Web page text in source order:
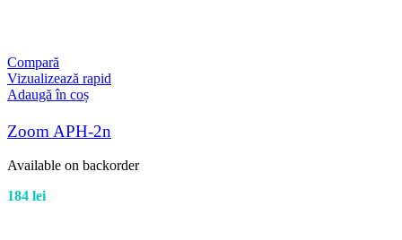
Compară
Vizualizează rapid
Adaugă în coș
Zoom APH-2n
Available on backorder
184 lei